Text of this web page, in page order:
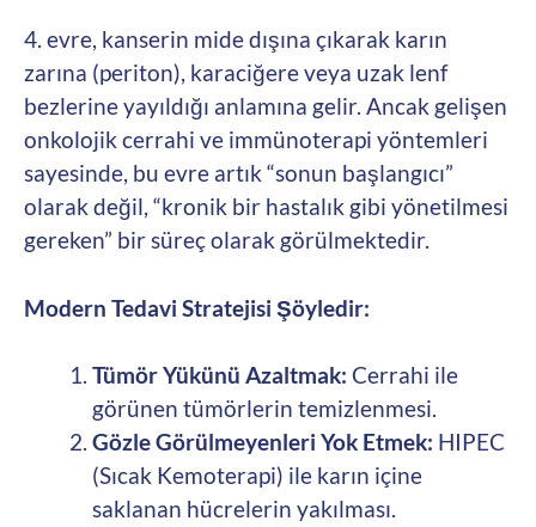
4. evre, kanserin mide dışına çıkarak karın
zarına (periton), karaciğere veya uzak lenf
bezlerine yayıldığı anlamına gelir. Ancak gelişen
onkolojik cerrahi ve immünoterapi yöntemleri
sayesinde, bu evre artık “sonun başlangıcı”
olarak değil, “kronik bir hastalık gibi yönetilmesi
gereken” bir süreç olarak görülmektedir.
Modern Tedavi Stratejisi Şöyledir:
Tümör Yükünü Azaltmak: Cerrahi ile
görünen tümörlerin temizlenmesi.
Gözle Görülmeyenleri Yok Etmek: HIPEC
(Sıcak Kemoterapi) ile karın içine
saklanan hücrelerin yakılması.